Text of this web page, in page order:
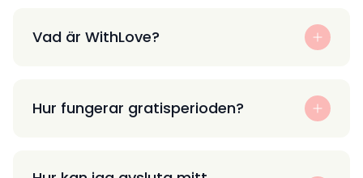
Vad är WithLove?
Hur fungerar gratisperioden?